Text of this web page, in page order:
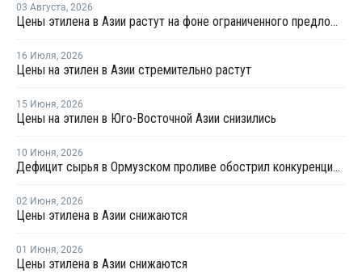
03 Августа, 2026
Цены этилена в Азии растут на фоне ограниченного предложения
16 Июля, 2026
Цены на этилен в Азии стремительно растут
15 Июня, 2026
Цены на этилен в Юго-Восточной Азии снизились
10 Июня, 2026
Дефицит сырья в Ормузском проливе обострил конкуренцию на рынке ПВХ в Азии
02 Июня, 2026
Цены этилена в Азии снижаются
01 Июня, 2026
Цены этилена в Азии снижаются